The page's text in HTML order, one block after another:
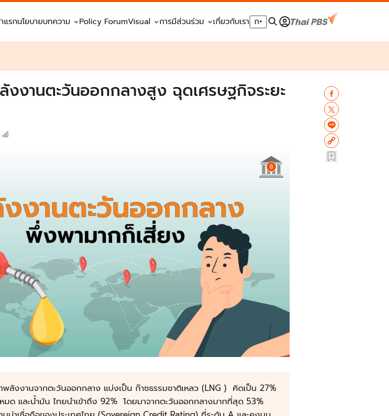
แรกนโยบายบทความ Policy ForumVisual การมีส่วนร่วม เกี่ยวกับเรา ก+
งานตะวันออกกลางสูง ฉุดเศรษฐกิจระยะ
พลังงานจากตะวันออกกลาง แบ่งเป็น ก๊าซธรรมชาติเหลว (LNG ) คิดเป็น 27%
มด และน้ำมัน ไทยนำเข้าถึง 92% โดยมาจากตะวันออกกลางมากที่สุด 53%